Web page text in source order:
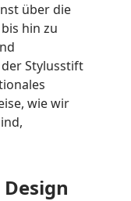
über die
hin zu
Stylusstift
wie wir